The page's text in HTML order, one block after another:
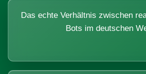
Das echte Verhältnis zwischen
Bots im deutschen